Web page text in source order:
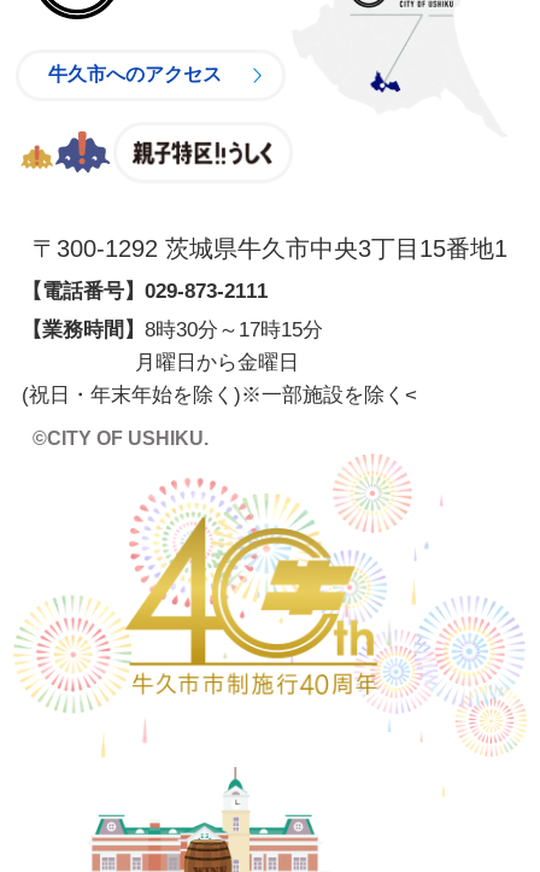
牛久市へのアクセス
〒300-1292 茨城県牛久市中央3丁目15番地1
【電話番号】 029-873-2111
【業務時間】 8時30分～17時15分
月曜日から金曜日
(祝日・年末年始を除く)※一部施設を除く <
©CITY OF USHIKU.
ワイン樽